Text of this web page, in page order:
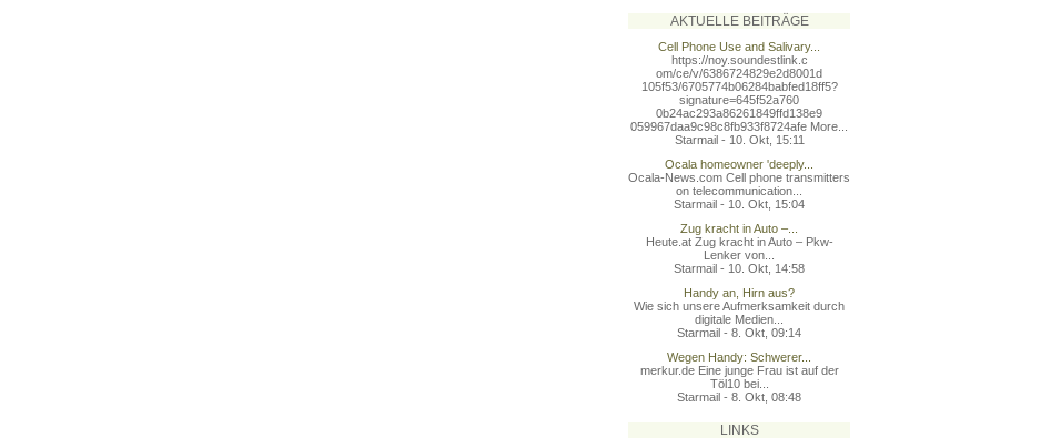
AKTUELLE BEITRÄGE
Cell Phone Use and Salivary...
https://noy.soundestlink.c
om/ce/v/6386724829e2d8001d
105f53/6705774b06284babfed18ff5?
signature=645f52a760
0b24ac293a86261849ffd138e9
059967daa9c98c8fb933f8724afe More...
Starmail - 10. Okt, 15:11
Ocala homeowner 'deeply...
Ocala-News.com Cell phone transmitters
on telecommunication...
Starmail - 10. Okt, 15:04
Zug kracht in Auto –...
Heute.at Zug kracht in Auto – Pkw-
Lenker von...
Starmail - 10. Okt, 14:58
Handy an, Hirn aus?
Wie sich unsere Aufmerksamkeit durch
digitale Medien...
Starmail - 8. Okt, 09:14
Wegen Handy: Schwerer...
merkur.de Eine junge Frau ist auf der
Töl10 bei...
Starmail - 8. Okt, 08:48
LINKS